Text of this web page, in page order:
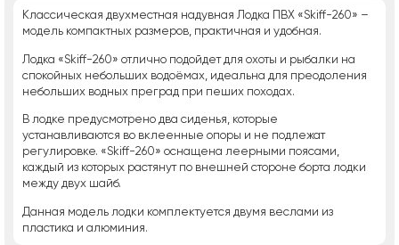
Классическая двухместная надувная Лодка ПВХ «Skiff-260» –
модель компактных размеров, практичная и удобная.
Лодка «Skiff-260» отлично подойдет для охоты и рыбалки на
спокойных небольших водоёмах, идеальна для преодоления
небольших водных преград при пеших походах.
В лодке предусмотрено два сиденья, которые
устанавливаются во вклеенные опоры и не подлежат
регулировке. «Skiff-260» оснащена леерными поясами,
каждый из которых растянут по внешней стороне борта лодки
между двух шайб.
Данная модель лодки комплектуется двумя веслами из
пластика и алюминия.